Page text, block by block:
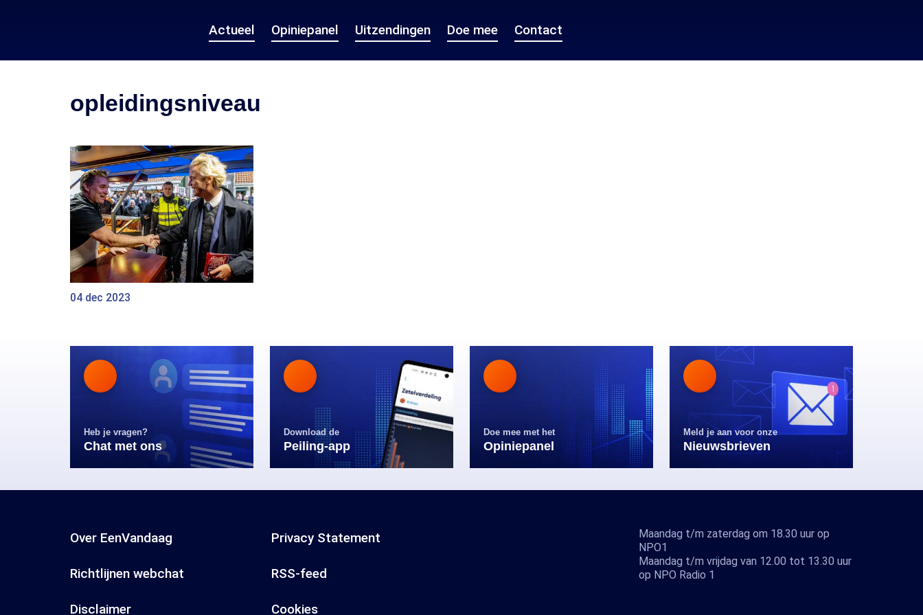
Actueel Opiniepanel Uitzendingen Doe mee Contact
opleidingsniveau
04 dec 2023
Heb je vragen?
Chat met ons
Download de
Peiling-app
Doe mee met het
Opiniepanel
Meld je aan voor onze
Nieuwsbrieven
Over EenVandaag Privacy Statement
Richtlijnen webchat RSS-feed
Disclaimer Cookies
Maandag t/m zaterdag om 18.30 uur op
NPO1
Maandag t/m vrijdag van 12.00 tot 13.30 uur
op NPO Radio 1